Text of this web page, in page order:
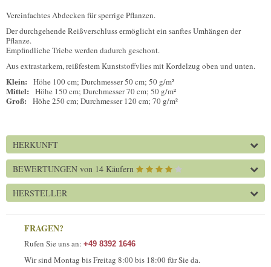
Vereinfachtes Abdecken für sperrige Pflanzen.
Der durchgehende Reißverschluss ermöglicht ein sanftes Umhängen der
Pflanze.
Empfindliche Triebe werden dadurch geschont.
Aus extrastarkem, reißfestem Kunststoffvlies mit Kordelzug oben und unten.
Klein: Höhe 100 cm; Durchmesser 50 cm; 50 g/m²
Mittel: Höhe 150 cm; Durchmesser 70 cm; 50 g/m²
Groß: Höhe 250 cm; Durchmesser 120 cm; 70 g/m²
HERKUNFT
BEWERTUNGEN von 14 Käufern
HERSTELLER
FRAGEN?
Rufen Sie uns an: +49 8392 1646
Wir sind Montag bis Freitag 8:00 bis 18:00 für Sie da.